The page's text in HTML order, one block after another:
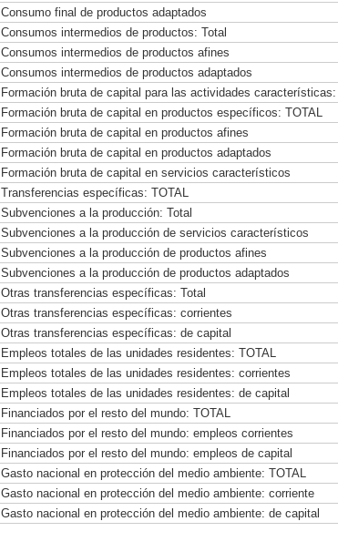
Consumo final de productos adaptados
Consumos intermedios de productos: Total
Consumos intermedios de productos afines
Consumos intermedios de productos adaptados
Formación bruta de capital para las actividades características:
Formación bruta de capital en productos específicos: TOTAL
Formación bruta de capital en productos afines
Formación bruta de capital en productos adaptados
Formación bruta de capital en servicios característicos
Transferencias específicas: TOTAL
Subvenciones a la producción: Total
Subvenciones a la producción de servicios característicos
Subvenciones a la producción de productos afines
Subvenciones a la producción de productos adaptados
Otras transferencias específicas: Total
Otras transferencias específicas: corrientes
Otras transferencias específicas: de capital
Empleos totales de las unidades residentes: TOTAL
Empleos totales de las unidades residentes: corrientes
Empleos totales de las unidades residentes: de capital
Financiados por el resto del mundo: TOTAL
Financiados por el resto del mundo: empleos corrientes
Financiados por el resto del mundo: empleos de capital
Gasto nacional en protección del medio ambiente: TOTAL
Gasto nacional en protección del medio ambiente: corriente
Gasto nacional en protección del medio ambiente: de capital